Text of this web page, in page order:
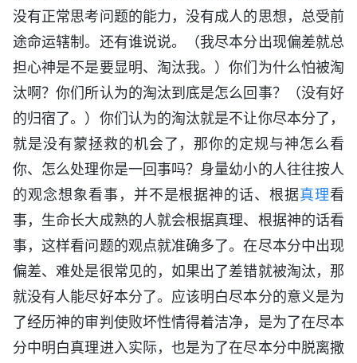
没有正常思考问题的能力，没有成人的思想，总受前
途命运辖制。还有谁说说。（我尽本分出现偏差就总
担心神是不是要显明、淘汰我。）你们为什么怕被淘
汰啊？你们所认为的淘汰到底是怎么回事？（没有好
的归宿了。）你们认为的淘汰就是不让你尽本分了，
就是没有蒙拯救的机会了，那你的定规与神怎么看
你、怎么处理你是一回事吗？身量幼小的人往往按人
的观念想象看事，并不是根据神的话、根据真理看
事，生命长大成熟的人就会根据真理、根据神的话看
事，这样看问题的观点就准确多了。在尽本分中出现
偏差、难处是很常见的，如果出了差错就被淘汰，那
就没有人能尽好本分了。应该明白尽本分的意义是为
了经历神的审判使败坏性情得着洁净，是为了在尽本
分中明白真理进入实际，也是为了在尽本分中脱离撒